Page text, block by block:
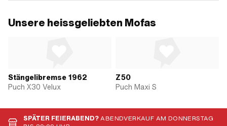
Unsere heissgeliebten Mofas
Stängelibremse 1962
Puch X30 Velux
Z50
Puch Maxi S
SPÄTER FEIERABEND?ABENDVERKAUF AM DONNERSTAG